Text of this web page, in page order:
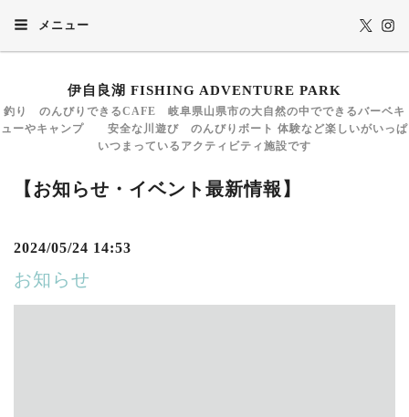
メニュー
伊自良湖 FISHING ADVENTURE PARK
釣り のんびりできるCAFE 岐阜県山県市の大自然の中でできるバーベキ
ューやキャンプ 安全な川遊び のんびりボート 体験など楽しいがいっぱ
いつまっているアクティビティ施設です
【お知らせ・イベント最新情報】
2024/05/24 14:53
お知らせ